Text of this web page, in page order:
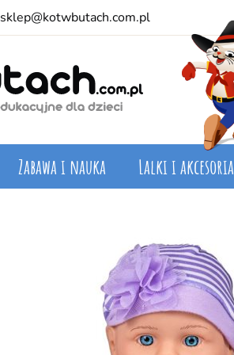
sklep@kotwbutach.com.pl
Zabawa i nauka Lalki i akcesoria